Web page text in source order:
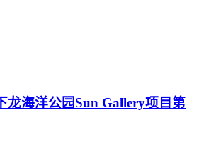
海洋公园Sun Gallery项目第